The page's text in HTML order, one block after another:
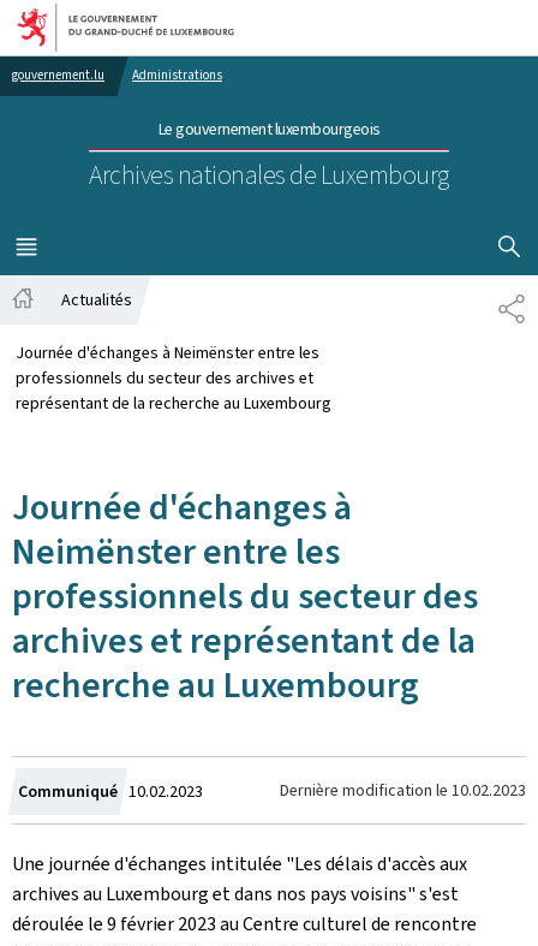
Aller au menu principal
Aller au contenu
gouvernement.lu Administrations
Le gouvernement luxembourgeois
Archives nationales de Luxembourg
MENU
PRINCIPAL
Actualités
Journée d'échanges à Neimënster entre les
professionnels du secteur des archives et
représentant de la recherche au Luxembourg
Journée d'échanges à
Neimënster entre les
professionnels du secteur des
archives et représentant de la
recherche au Luxembourg
Communiqué Crée
le
10.02.2023 Dernière modification le 10.02.2023
Une journée d'échanges intitulée "Les délais d'accès aux
archives au Luxembourg et dans nos pays voisins" s'est
déroulée le 9 février 2023 au Centre culturel de rencontre